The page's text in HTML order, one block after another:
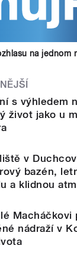
na jednom
s výhledem
život jako u
v
bazén,
a klidnou
Macháčkovi
nádraží v